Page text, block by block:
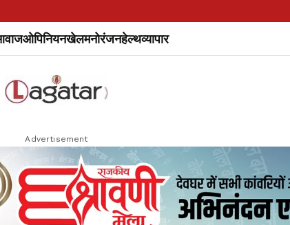
ओपिनियनखेलमनोरंजनहेल्थव्यापार
Advertisement